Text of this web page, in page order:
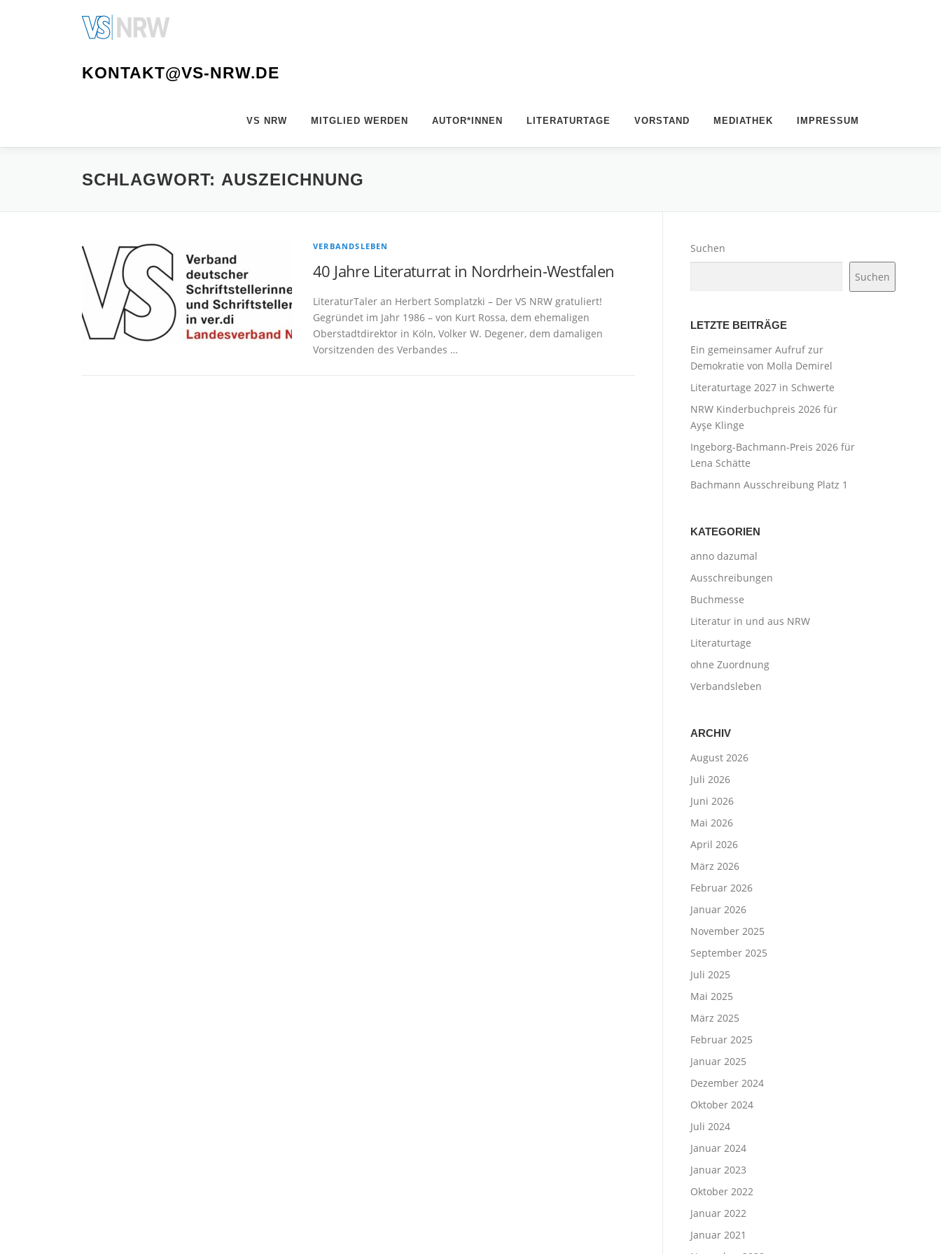
KONTAKT@VS-NRW.DE
VS NRW MITGLIED WERDEN AUTOR*INNEN LITERATURTAGE VORSTAND MEDIATHEK IMPRESSUM
SCHLAGWORT: AUSZEICHNUNG
VERBANDSLEBEN
40 Jahre Literaturrat in Nordrhein-Westfalen
LiteraturTaler an Herbert Somplatzki – Der VS NRW gratuliert!
Gegründet im Jahr 1986 – von Kurt Rossa, dem ehemaligen
Oberstadtdirektor in Köln, Volker W. Degener, dem damaligen
Vorsitzenden des Verbandes …
Suchen
Suchen
LETZTE BEITRÄGE
Ein gemeinsamer Aufruf zur
Demokratie von Molla Demirel
Literaturtage 2027 in Schwerte
NRW Kinderbuchpreis 2026 für
Ayşe Klinge
Ingeborg-Bachmann-Preis 2026 für
Lena Schätte
Bachmann Ausschreibung Platz 1
KATEGORIEN
anno dazumal
Ausschreibungen
Buchmesse
Literatur in und aus NRW
Literaturtage
ohne Zuordnung
Verbandsleben
ARCHIV
August 2026
Juli 2026
Juni 2026
Mai 2026
April 2026
März 2026
Februar 2026
Januar 2026
November 2025
September 2025
Juli 2025
Mai 2025
März 2025
Februar 2025
Januar 2025
Dezember 2024
Oktober 2024
Juli 2024
Januar 2024
Januar 2023
Oktober 2022
Januar 2022
Januar 2021